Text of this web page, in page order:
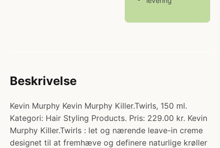
Beskrivelse
Kevin Murphy Kevin Murphy Killer.Twirls, 150 ml.
Kategori: Hair Styling Products. Pris: 229.00 kr. Kevin
Murphy Killer.Twirls : let og nærende leave-in creme
designet til at fremhæve og definere naturlige krøller